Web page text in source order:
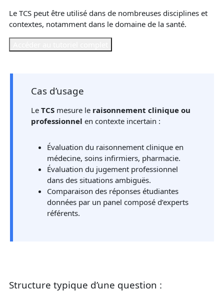
Le TCS peut être utilisé dans de nombreuses disciplines et
contextes, notamment dans le domaine de la santé.
Cas d’usage
LeTCS mesure le raisonnement clinique ou
professionnel en contexte incertain :
Évaluation du raisonnement clinique en
médecine, soins infirmiers, pharmacie.
Évaluation du jugement professionnel
dans des situations ambiguës.
Comparaison des réponses étudiantes
données par un panel composé d’experts
référents.
Structure typique d’une question :